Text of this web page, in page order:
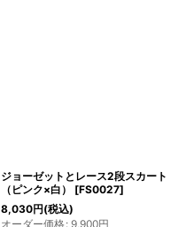
ジョーゼットとレース2段スカート
（ピンク×白）
[FS0027]
8,030円(税込)
オーダー価格: 9,900円